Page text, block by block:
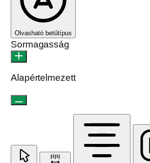
Olvasható betűtípus
Sormagasság
Alapértelmezett